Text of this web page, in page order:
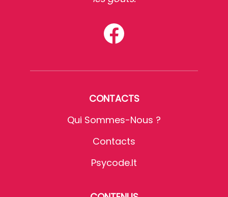
CONTACTS
Qui Sommes-Nous ?
Contacts
Psycode.it